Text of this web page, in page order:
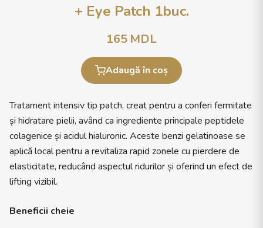
+ Eye Patch 1buc.
165MDL
Adaugă în coș
Tratament intensiv tip patch, creat pentru a conferi fermitate
și hidratare pielii, având ca ingrediente principale peptidele
colagenice și acidul hialuronic. Aceste benzi gelatinoase se
aplică local pentru a revitaliza rapid zonele cu pierdere de
elasticitate, reducând aspectul ridurilor și oferind un efect de
lifting vizibil.
Beneficii cheie